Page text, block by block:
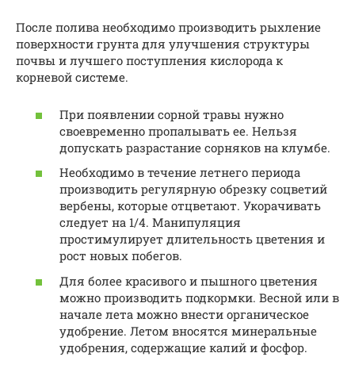
После полива необходимо производить рыхление
поверхности грунта для улучшения структуры
почвы и лучшего поступления кислорода к
корневой системе.
При появлении сорной травы нужно
своевременно пропалывать ее. Нельзя
допускать разрастание сорняков на клумбе.
Необходимо в течение летнего периода
производить регулярную обрезку соцветий
вербены, которые отцветают. Укорачивать
следует на 1/4. Манипуляция
простимулирует длительность цветения и
рост новых побегов.
Для более красивого и пышного цветения
можно производить подкормки. Весной или в
начале лета можно внести органическое
удобрение. Летом вносятся минеральные
удобрения, содержащие калий и фосфор.